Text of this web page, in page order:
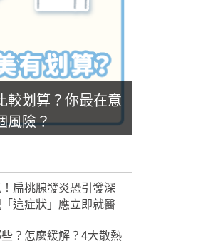
較划算？你最在意
風險？
扁桃腺發炎恐引發深
這症狀」應立即就醫
？怎麼緩解？4大散熱